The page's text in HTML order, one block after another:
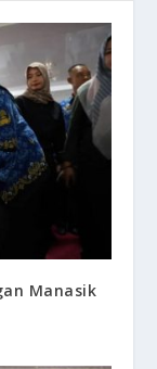
Manasik